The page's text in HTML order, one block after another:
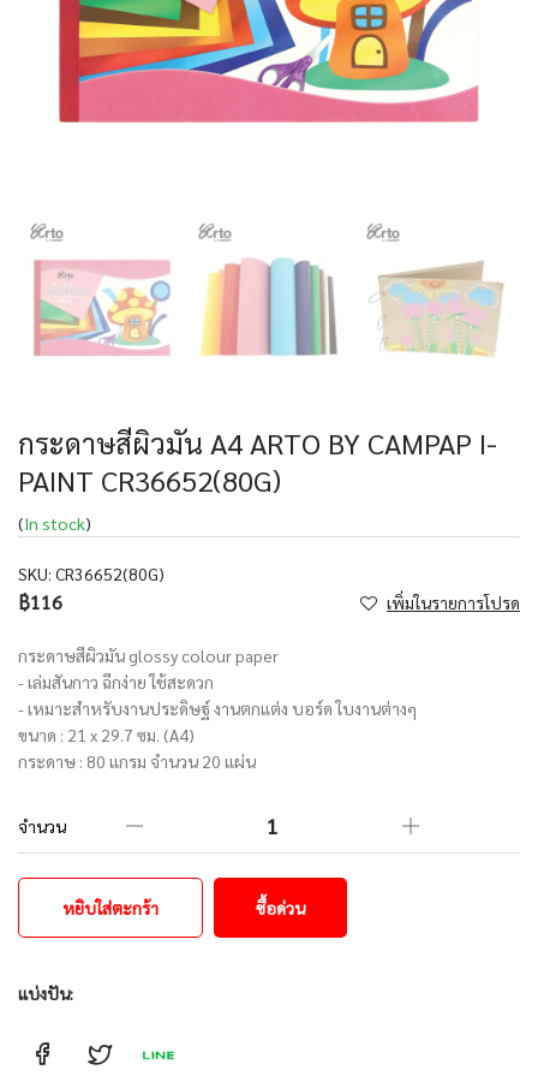
กระดาษสีผิวมัน A4 ARTO BY CAMPAP I-
PAINT CR36652(80G)
(In stock)
SKU: CR36652(80G)
฿116 เพิ่มในรายการโปรด
กระดาษสีผิวมัน glossy colour paper
- เล่มสันกาว ฉีกง่าย ใช้สะดวก
- เหมาะสำหรับงานประดิษฐ์ งานตกแต่ง บอร์ด ใบงานต่างๆ
ขนาด : 21 x 29.7 ซม. (A4)
กระดาษ : 80 แกรม จำนวน 20 แผ่น
จำนวน
หยิบใส่ตะกร้า ซื้อด่วน
แบ่งปัน: